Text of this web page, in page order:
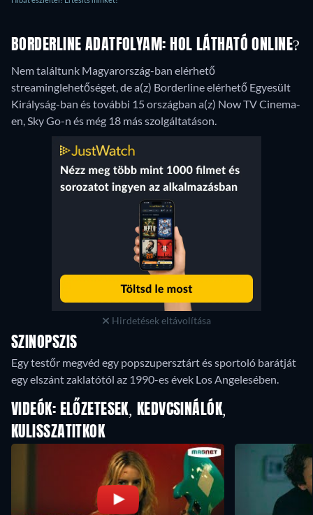
BORDERLINE ADATFOLYAM: HOL LÁTHATÓ ONLINE?
Nem találtunk Magyarország-ban elérhető
streaminglehetőséget, de a(z) Borderline elérhető Egyesült
Királyság-ban és további 15 országban a(z) Now TV Cinema-
en, Sky Go-n és még 18 más szolgáltatáson.
Hirdetések eltávolítása
SZINOPSZIS
Egy testőr megvéd egy popszupersztárt és sportoló barátját
egy elszánt zaklatótól az 1990-es évek Los Angelesében.
VIDEÓK: ELŐZETESEK, KEDVCSINÁLÓK,
KULISSZATITKOK